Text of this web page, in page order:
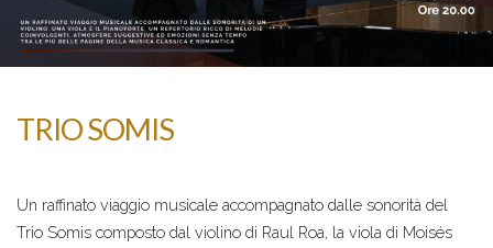
TRIO SOMIS
Un raffinato viaggio musicale accompagnato dalle sonorità del
Trio Somis composto dal violino di Raul Roa, la viola di Moisés